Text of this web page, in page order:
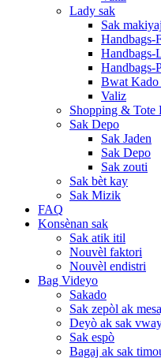
Lady sak
Sak makiyaj
Handbags-
Handbags-
Handbags-
Bwat
Valiz
Shopping & Tote
Sak Depo
Sak Jaden
Sak Depo
Sak zouti
Sak bèt kay
Sak Mizik
FAQ
Konsènan sak
Sak atik itil
Nouvèl faktori
Nouvèl endistri
Bag Videyo
Sakado
Sak zepòl ak
Deyò ak sak
Sak espò
Bagaj ak sak